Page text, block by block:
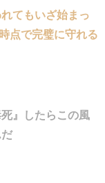
てもいざ始まっ
点で完璧に守れる
』したらこの風